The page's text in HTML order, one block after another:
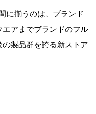
に揃うのは、ブランド
アまでブランドのフル
製品群を誇る新ストア